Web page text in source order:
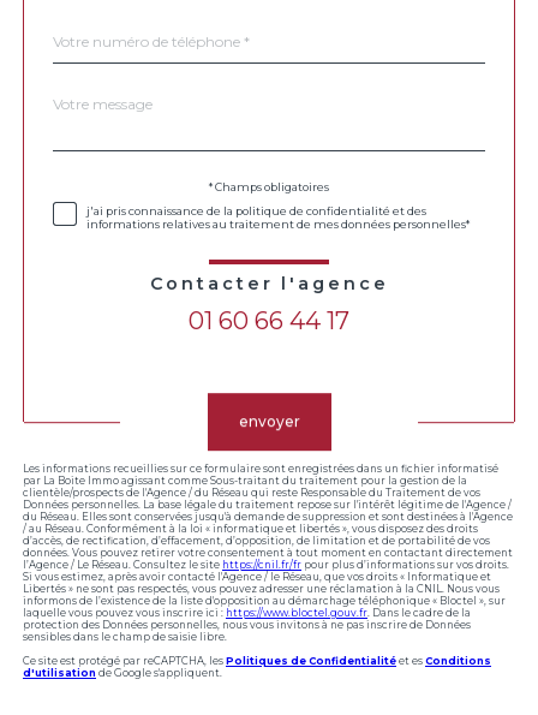
*
Fieldset
Message
*
* Champs obligatoires
j'ai pris connaissance de la politique de confidentialité et des
informations relatives au traitement de mes données personnelles*
Contacter l'agence
01 60 66 44 17
envoyer
Les informations recueillies sur ce formulaire sont enregistrées dans un fichier informatisé
par La Boite Immo agissant comme Sous-traitant du traitement pour la gestion de la
clientèle/prospects de l'Agence / du Réseau qui reste Responsable du Traitement de vos
Données personnelles. La base légale du traitement repose sur l'intérêt légitime de l'Agence /
du Réseau. Elles sont conservées jusqu'à demande de suppression et sont destinées à l'Agence
/ au Réseau. Conformément à la loi « informatique et libertés », vous disposez des droits
d’accès, de rectification, d’effacement, d’opposition, de limitation et de portabilité de vos
données. Vous pouvez retirer votre consentement à tout moment en contactant directement
l’Agence / Le Réseau. Consultez le site https://cnil.fr/fr pour plus d’informations sur vos droits.
Si vous estimez, après avoir contacté l'Agence / le Réseau, que vos droits « Informatique et
Libertés » ne sont pas respectés, vous pouvez adresser une réclamation à la CNIL. Nous vous
informons de l’existence de la liste d'opposition au démarchage téléphonique « Bloctel », sur
laquelle vous pouvez vous inscrire ici : https://www.bloctel.gouv.fr. Dans le cadre de la
protection des Données personnelles, nous vous invitons à ne pas inscrire de Données
sensibles dans le champ de saisie libre.
Ce site est protégé par reCAPTCHA, les Politiques de Confidentialité et es Conditions
d'utilisation de Google s'appliquent.